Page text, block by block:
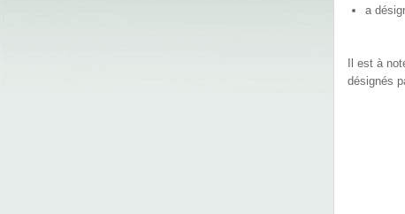
a
Il est à
désignés